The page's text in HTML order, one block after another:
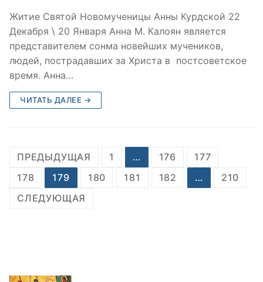
Житие Святой Новомученицы Анны Курдской 22
Декабря \ 20 Января Анна М. Калоян является
представителем сонма новейших мучеников,
людей, пострадавших за Христа в постсоветское
время. Анна…
ЧИТАТЬ ДАЛЕЕ →
Пагинация
записей
ПРЕДЫДУЩАЯ 1 … 176
177
178
179 180 181 182 …
210
СЛЕДУЮЩАЯ